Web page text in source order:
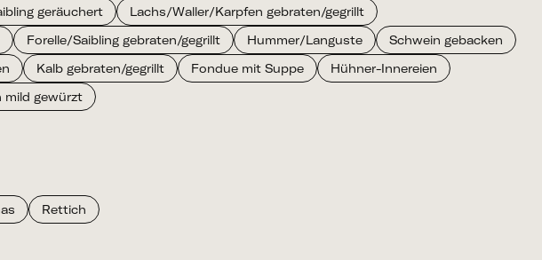
geräuchert
Lachs/Waller/Karpfen gebraten/gegrillt
Forelle/Saibling gebraten/gegrillt Hummer/Languste
Schwein gebacken
Kalb gebraten/gegrillt Fondue mit Suppe
Hühner-Innereien
mild gewürzt
Rettich